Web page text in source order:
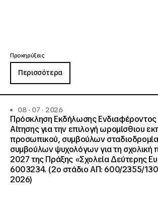
Προκηρύξεις
Περισσότερα
08 · 07 · 2026
Πρόσκληση Εκδήλωσης
Αίτησης για την επιλογή ωρομίσθιου
προσωπικού, συμβούλων
συμβούλων ψυχολόγων για τη σχολική
2027 της Πράξης «Σχολεία Δεύτερης
6003234. (2ο στάδιο ΑΠ: 600/2355/
2026)